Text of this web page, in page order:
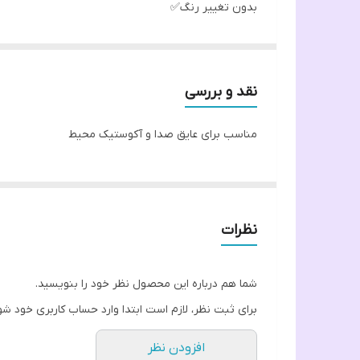
بدون تغییر رنگ✅
نقد و بررسی
مناسب برای عایق صدا و آکوستیک محیط
نظرات
شما هم درباره این محصول نظر خود را بنویسید.
برای ثبت نظر، لازم است ابتدا وارد حساب کاربری خود
افزودن نظر